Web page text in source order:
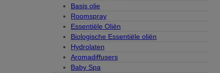
Basis olie
Roomspray
Essentiële Oliën
Biologische Essentiële oliën
Hydrolaten
Aromadiffusers
Baby Spa